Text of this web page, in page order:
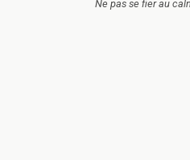
Ne pas se fier au